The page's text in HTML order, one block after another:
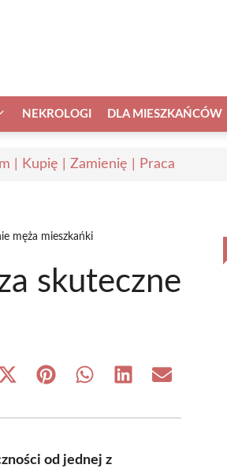
NEKROLOGI DLA MIESZKAŃCÓW
| Kupię | Zamienię | Praca
męża mieszkańki
skuteczne
Share
(Twitter)
Share Share Share Share
od jednej z